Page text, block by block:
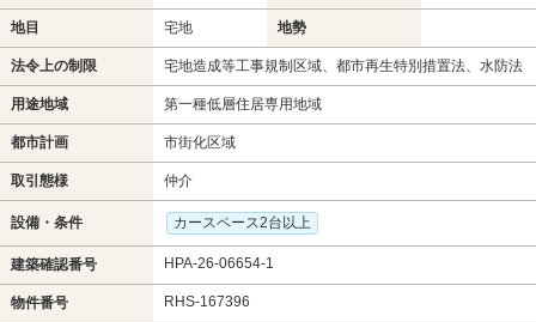
地目 宅地 地勢
法令上の制限 宅地造成等工事規制区域、都市再生特別措置法、水防法
用途地域 第一種低層住居専用地域
都市計画 市街化区域
取引態様 仲介
設備・条件 カースペース2台以上
建築確認番号 HPA-26-06654-1
物件番号 RHS-167396